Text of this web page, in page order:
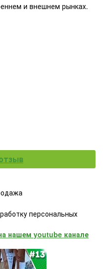
и внешнем рынках.
персональных
нашем youtube канале